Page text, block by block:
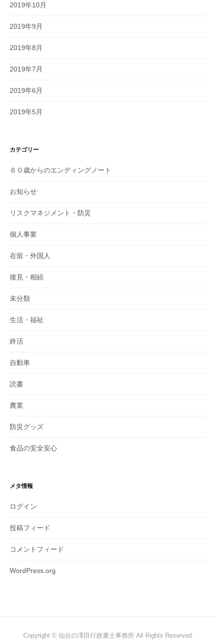
2019年10月
2019年9月
2019年8月
2019年7月
2019年6月
2019年5月
カテゴリー
６０歳からのエンディングノート
お知らせ
リスクマネジメント・防災
個人事業
在留・外国人
後見・相続
未分類
生活・福祉
終活
自動車
読書
農業
防災グッズ
食品の安全安心
メタ情報
ログイン
投稿フィード
コメントフィード
WordPress.org
Copyright © 仙台の澤田行政書士事務所 All Rights Reserved.